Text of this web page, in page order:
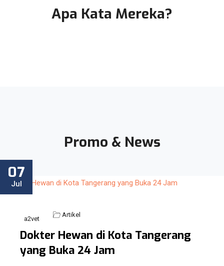
Apa Kata Mereka?
Promo & News
07
Jul
a2vet Artikel
Dokter Hewan di Kota Tangerang
yang Buka 24 Jam